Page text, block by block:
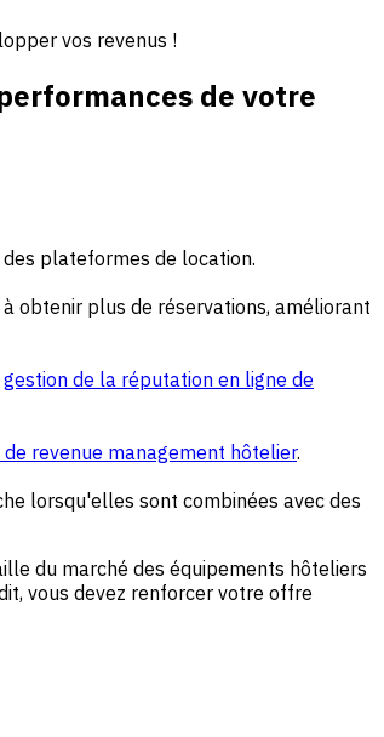
vos revenus !
de votre
des plateformes de location.
obtenir plus de réservations, améliorant
gestion de la réputation en ligne de
revenue management hôtelier.
lorsqu'elles sont combinées avec des
du marché des équipements hôteliers
vous devez renforcer votre offre